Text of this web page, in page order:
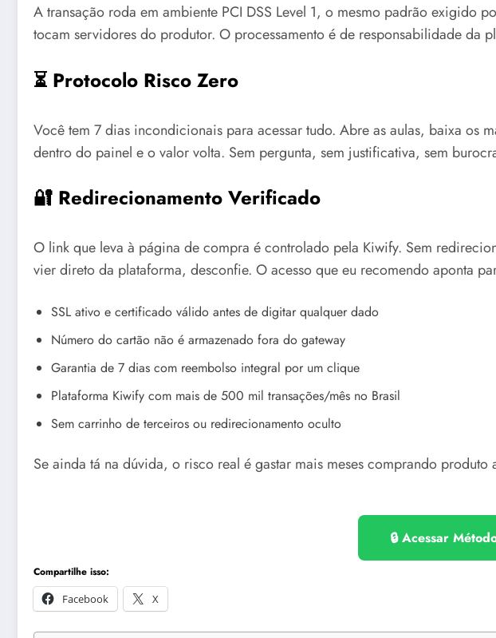
A transação roda em ambiente PCI DSS Level 1, o mesmo padrão exigido
tocam servidores do produtor. O processamento é de responsabilidade da
⏳ Protocolo Risco Zero
Você tem 7 dias incondicionais para acessar tudo. Abre as aulas, baixa os
dentro do painel e o valor volta. Sem pergunta, sem justificativa, sem
🔐 Redirecionamento Verificado
O link que leva à página de compra é controlado pela Kiwify. Sem
vier direto da plataforma, desconfie. O acesso que eu recomendo aponta
SSL ativo e certificado válido antes de digitar qualquer dado
Número do cartão não é armazenado fora do gateway
Garantia de 7 dias com reembolso integral por um clique
Plataforma Kiwify com mais de 500 mil transações/mês no Brasil
Sem carrinho de terceiros ou redirecionamento oculto
Se ainda tá na dúvida, o risco real é gastar mais meses comprando produto
🔒 Acessar
Compartilhe isso:
Facebook
X